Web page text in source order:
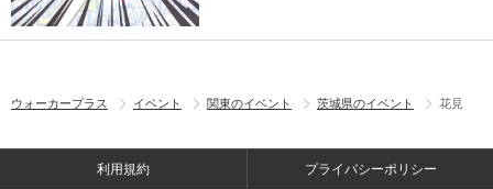
ウォーカープラス イベント 関東のイベント 茨城県のイベント 花見
利用規約 プライバシーポリシー